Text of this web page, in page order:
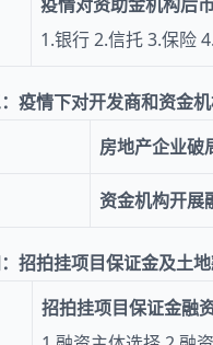
1.银行 2.信托 3.保险
疫情下对开发商和资金
房地产企业破
资金机构开展
招拍挂项目保证金及土
招拍挂项目保证金融